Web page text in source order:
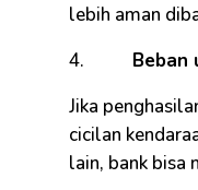
lebih aman
4. Beban
Jika
cicilan
lain, bank bisa